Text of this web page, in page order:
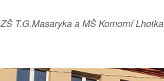
ZŠ T.G.Masaryka a MŠ Komorní Lhotka